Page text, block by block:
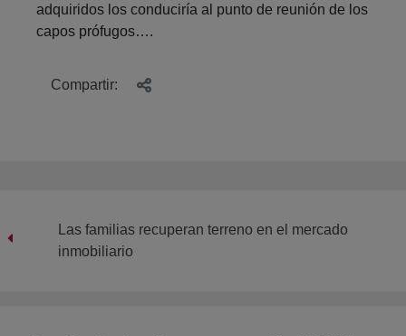
adquiridos los conduciría al punto de reunión de los
capos prófugos….
Compartir:
Las familias recuperan terreno en el mercado
inmobiliario